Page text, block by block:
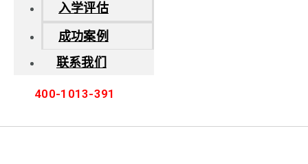
入学评估
成功案例
联系我们
400-1013-391